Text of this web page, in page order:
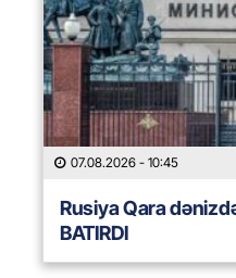
07.08.2026 - 10:45
Rusiya Qara
BATIRDI